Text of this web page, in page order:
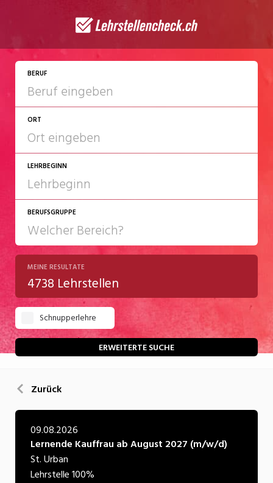
BERUF
ORT
LEHRBEGINN
2027
2028
BERUFSGRUPPE
Chemie/Pharma
Gastgewerbe
Gesundheit/Pflege/Soziales
Handwerk/Technik
Kultur
Natur
Verkehr/Logistik
MEINE RESULTATE
4738 Lehrstellen
Schnupperlehre
ERWEITERTE SUCHE
Zurück
09.08.2026
Lernende Kauffrau ab August 2027 (m/w/d)
St. Urban
Lehrstelle100%